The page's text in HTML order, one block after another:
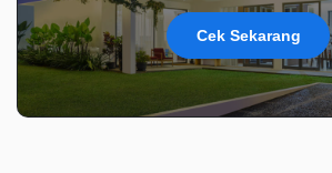
Cek Sekarang